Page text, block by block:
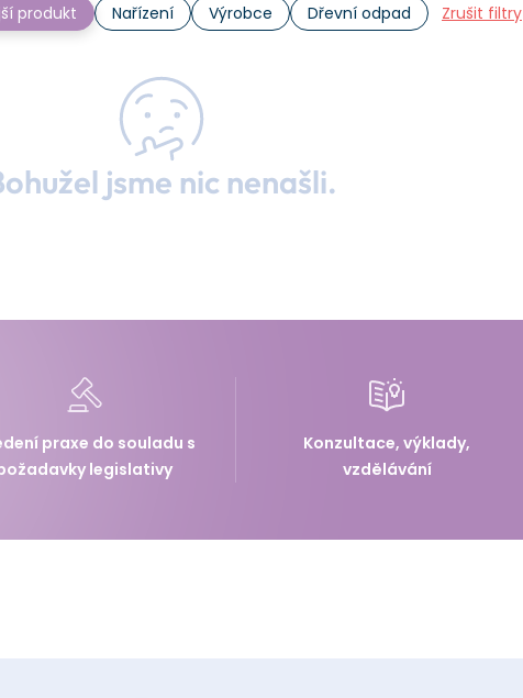
produkt Nařízení Výrobce Dřevní odpad Zrušit filtry
jsme nic nenašli.
praxe do souladu s
legislativy
Konzultace, výklady,
vzdělávání